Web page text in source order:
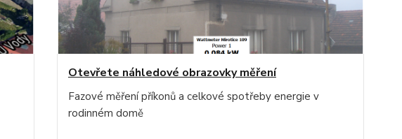
Otevřete náhledové obrazovky měření
Fazové měření příkonů a celkové spotřeby energie v
rodinném domě